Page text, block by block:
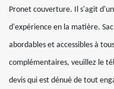
Pronet couverture. Il s'agit
d'expérience en la matière.
abordables et accessibles à
complémentaires, veuillez le
devis qui est dénué de tout